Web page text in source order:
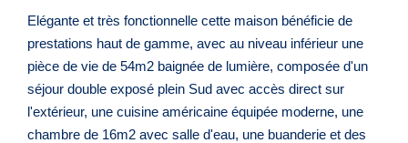
Elégante et très fonctionnelle cette maison bénéficie de
prestations haut de gamme, avec au niveau inférieur une
pièce de vie de 54m2 baignée de lumière, composée d'un
séjour double exposé plein Sud avec accès direct sur
l'extérieur, une cuisine américaine équipée moderne, une
chambre de 16m2 avec salle d'eau, une buanderie et des